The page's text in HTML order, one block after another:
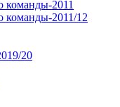
команды-2011
команды-2011/12
20